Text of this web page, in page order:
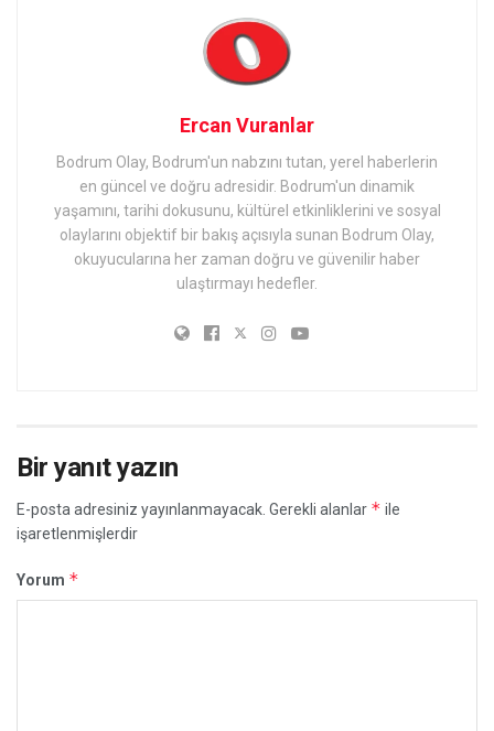
Ercan Vuranlar
Bodrum Olay, Bodrum'un nabzını tutan, yerel haberlerin
en güncel ve doğru adresidir. Bodrum'un dinamik
yaşamını, tarihi dokusunu, kültürel etkinliklerini ve sosyal
olaylarını objektif bir bakış açısıyla sunan Bodrum Olay,
okuyucularına her zaman doğru ve güvenilir haber
ulaştırmayı hedefler.
Bir yanıt yazın
E-posta adresiniz yayınlanmayacak. Gerekli alanlar * ile
işaretlenmişlerdir
Yorum *